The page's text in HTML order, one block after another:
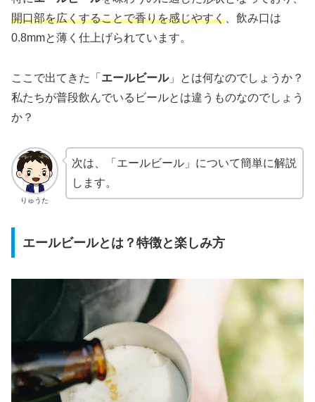
開口部を広くすることで香りを感じやすく 、飲み口は
0.8mmと薄く仕上げられています。
ここで出てきた「 エールビール」とは何なのでしょうか？
私たちが普段飲んでいるビールとは違うものなのでしょう
か？
りゅうた
次は、「エールビール」について簡単に解説
します。
エールビールとは？特徴と楽しみ方